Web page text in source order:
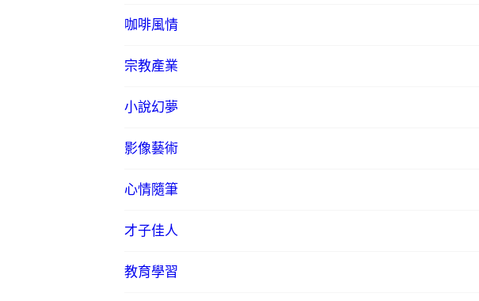
咖啡風情
宗教產業
小說幻夢
影像藝術
心情隨筆
才子佳人
教育學習